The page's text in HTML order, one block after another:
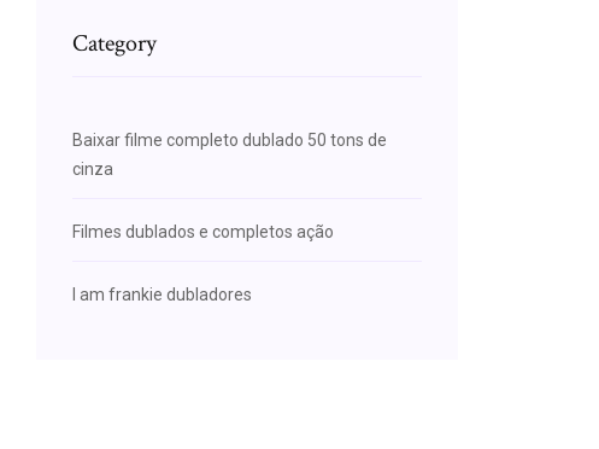
Category
Baixar filme completo dublado 50 tons de
cinza
Filmes dublados e completos ação
I am frankie dubladores